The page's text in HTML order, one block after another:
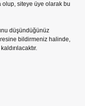
olup, siteye üye olarak bu
düşündüğünüz
bildirmeniz halinde,